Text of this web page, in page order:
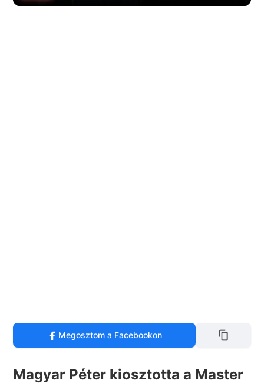
Megosztom a Facebookon
Magyar Péter kiosztotta a Master